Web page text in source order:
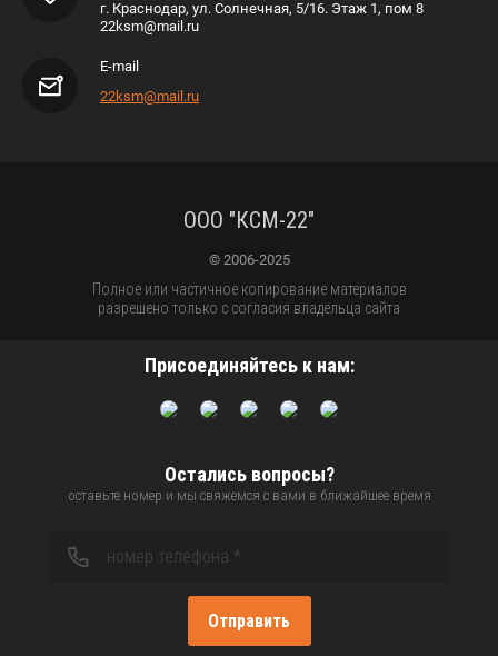
г. Краснодар, ул. Солнечная, 5/16. Этаж 1, пом 8
22ksm@mail.ru
E-mail
22ksm@mail.ru
ООО "КСМ-22"
© 2006-2025
Полное или частичное копирование материалов
разрешено только с согласия владельца сайта
Присоединяйтесь к нам:
Остались вопросы?
оставьте номер и мы свяжемся с вами в ближайшее время
Отправить